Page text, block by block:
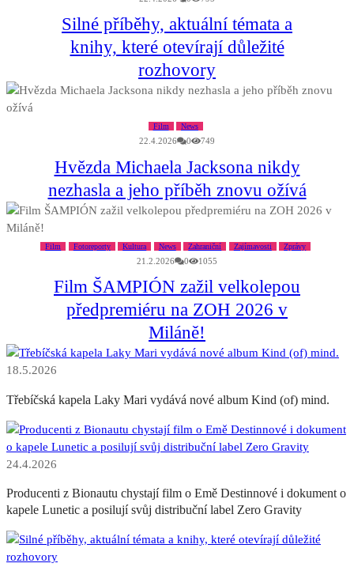
Silné příběhy, aktuální témata a
knihy, které otevírají důležité
rozhovory
Film
News
22.4.2026
0 749
Hvězda Michaela Jacksona nikdy
nezhasla a jeho příběh znovu ožívá
Film Fotoreporty Kultura News Zahraniční Zajímavosti
Zprávy
21.2.2026
0 1055
Film ŠAMPIÓN zažil velkolepou
předpremiéru na ZOH 2026 v
Miláně!
18.5.2026
Třebíčská kapela Laky Mari vydává nové album Kind (of) mind.
24.4.2026
Producenti z Bionautu chystají film o Emě Destinnové i dokument o
kapele Lunetic a posilují svůj distribuční label Zero Gravity